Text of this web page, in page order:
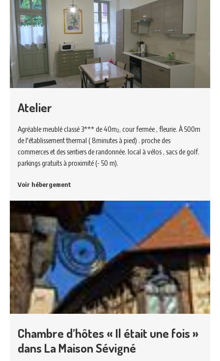
Atelier
Agréable meublé classé 3*** de 40m², cour fermée , fleurie. À 500m
de l'établissement thermal ( 8minutes à pied) . proche des
commerces et des sentiers de randonnée. local à vélos , sacs de golf.
parkings gratuits à proximité (- 50 m).
Voir hébergement
Chambre d’hôtes « Il était une fois »
dans La Maison Sévigné